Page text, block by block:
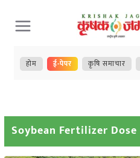
Skip
to
content
होम ई-पेपर कृषि समाचार
Soybean Fertilizer Dose